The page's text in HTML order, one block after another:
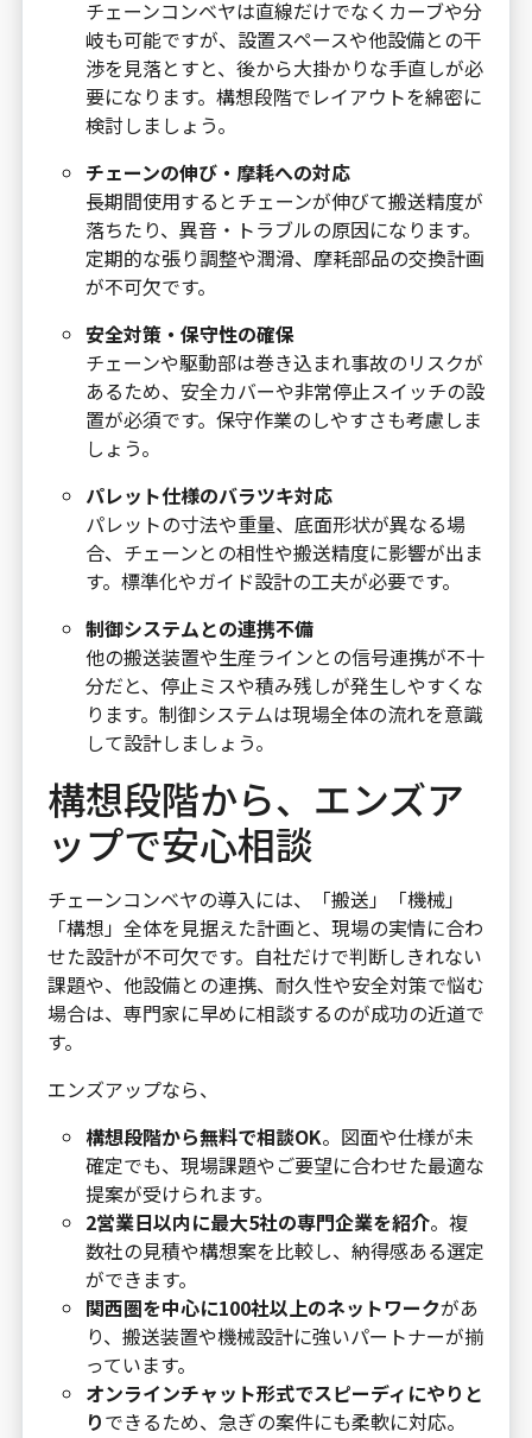
チェーンコンベヤは直線だけでなくカーブや分
岐も可能ですが、設置スペースや他設備との干
渉を見落とすと、後から大掛かりな手直しが必
要になります。構想段階でレイアウトを綿密に
検討しましょう。
チェーンの伸び・摩耗への対応
長期間使用するとチェーンが伸びて搬送精度が
落ちたり、異音・トラブルの原因になります。
定期的な張り調整や潤滑、摩耗部品の交換計画
が不可欠です。
安全対策・保守性の確保
チェーンや駆動部は巻き込まれ事故のリスクが
あるため、安全カバーや非常停止スイッチの設
置が必須です。保守作業のしやすさも考慮しま
しょう。
パレット仕様のバラツキ対応
パレットの寸法や重量、底面形状が異なる場
合、チェーンとの相性や搬送精度に影響が出ま
す。標準化やガイド設計の工夫が必要です。
制御システムとの連携不備
他の搬送装置や生産ラインとの信号連携が不十
分だと、停止ミスや積み残しが発生しやすくな
ります。制御システムは現場全体の流れを意識
して設計しましょう。
構想段階から、エンズア
ップで安心相談
チェーンコンベヤの導入には、「搬送」「機械」
「構想」全体を見据えた計画と、現場の実情に合わ
せた設計が不可欠です。自社だけで判断しきれない
課題や、他設備との連携、耐久性や安全対策で悩む
場合は、専門家に早めに相談するのが成功の近道で
す。
エンズアップなら、
構想段階から無料で相談OK。図面や仕様が未
確定でも、現場課題やご要望に合わせた最適な
提案が受けられます。
2営業日以内に最大5社の専門企業を紹介。複
数社の見積や構想案を比較し、納得感ある選定
ができます。
関西圏を中心に100社以上のネットワークがあ
り、搬送装置や機械設計に強いパートナーが揃
っています。
オンラインチャット形式でスピーディにやりと
りできるため、急ぎの案件にも柔軟に対応。